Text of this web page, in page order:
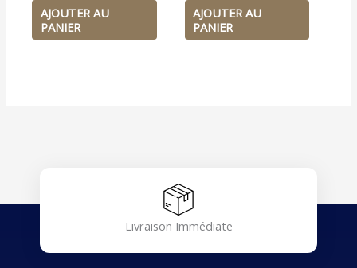
AJOUTER AU
PANIER
AJOUTER AU
PANIER
Livraison Immédiate